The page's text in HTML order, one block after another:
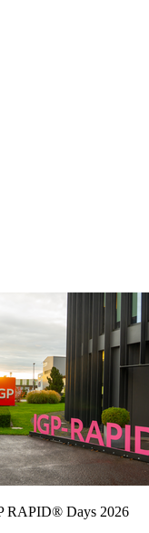
RAPID® Days 2026